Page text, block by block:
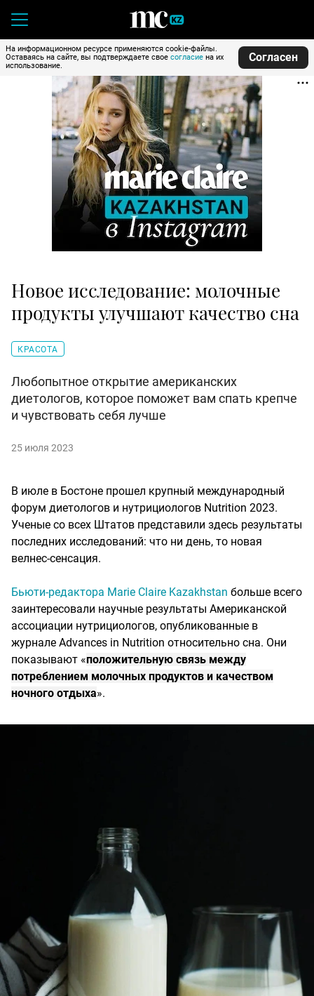
На информационном ресурсе применяются cookie-файлы.
Оставаясь на сайте, вы подтверждаете свое согласие на их
использование.
Согласен
Новое исследование: молочные
продукты улучшают качество сна
КРАСОТА
Любопытное открытие американских
диетологов, которое поможет вам спать крепче
и чувствовать себя лучше
25 июля 2023
В июле в Бостоне прошел крупный международный
форум диетологов и нутрициологов Nutrition 2023.
Ученые со всех Штатов представили здесь результаты
последних исследований: что ни день, то новая
велнес-сенсация.
Бьюти-редактора Marie Claire Kazakhstan больше всего
заинтересовали научные результаты Американской
ассоциации нутрициологов, опубликованные в
журнале Advances in Nutrition относительно сна. Они
показывают «положительную связь между
потреблением молочных продуктов и качеством
ночного отдыха».